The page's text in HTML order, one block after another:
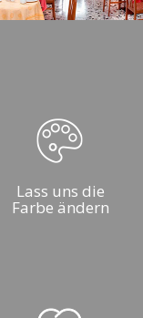
Lass uns die
Farbe ändern